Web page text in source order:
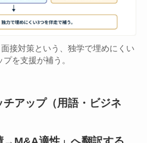
接対策という、独学で埋めにくい
を支援が補う。
アップ（用語・ビジネ